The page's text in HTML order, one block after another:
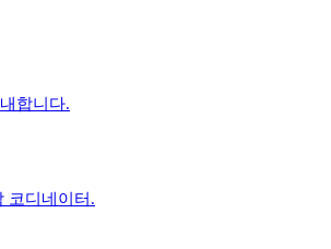
합니다.
코디네이터.